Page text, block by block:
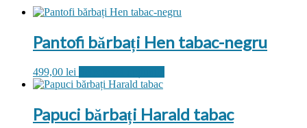
Pantofi bărbați Hen tabac-negru
499,00 lei
mai
multe
Papuci bărbați Harald tabac